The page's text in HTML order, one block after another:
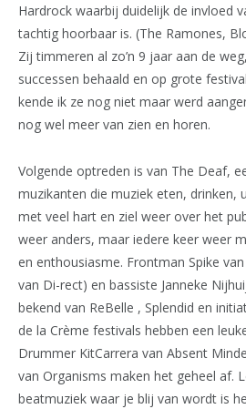
Hardrock waarbij duidelijk de invloed
tachtig hoorbaar is. (The Ramones,
Zij timmeren al zo’n 9 jaar aan de
successen behaald en op grote
kende ik ze nog niet maar werd
nog wel meer van zien en horen.
Volgende optreden is van The Deaf,
muzikanten die muziek eten, drinken,
met veel hart en ziel weer over het
weer anders, maar iedere keer weer
en enthousiasme. Frontman Spike
van Di-rect) en bassiste Janneke
bekend van ReBelle , Splendid en
de la Crème festivals hebben een
Drummer KitCarrera van Absent
van Organisms maken het geheel af.
beatmuziek waar je blij van wordt is